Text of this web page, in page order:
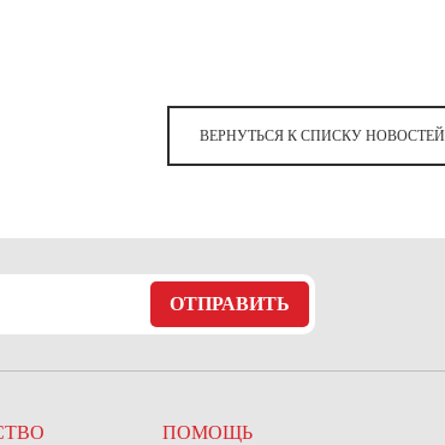
ВЕРНУТЬСЯ К СПИСКУ НОВОСТЕЙ
ОТПРАВИТЬ
ПОМОЩЬ